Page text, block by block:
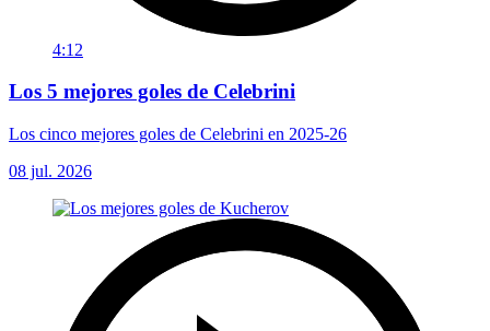
4:12
Los 5 mejores goles de Celebrini
Los cinco mejores goles de Celebrini en 2025-26
08 jul. 2026